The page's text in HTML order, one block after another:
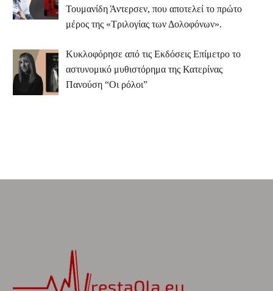
Τουμανίδη Άντερσεν, που αποτελεί το πρώτο
μέρος της «Τριλογίας των Δολοφόνων».
Κυκλοφόρησε από τις Εκδόσεις Επίμετρο το
αστυνομικό μυθιστόρημα της Κατερίνας
Πανούση “Οι ρόλοι”